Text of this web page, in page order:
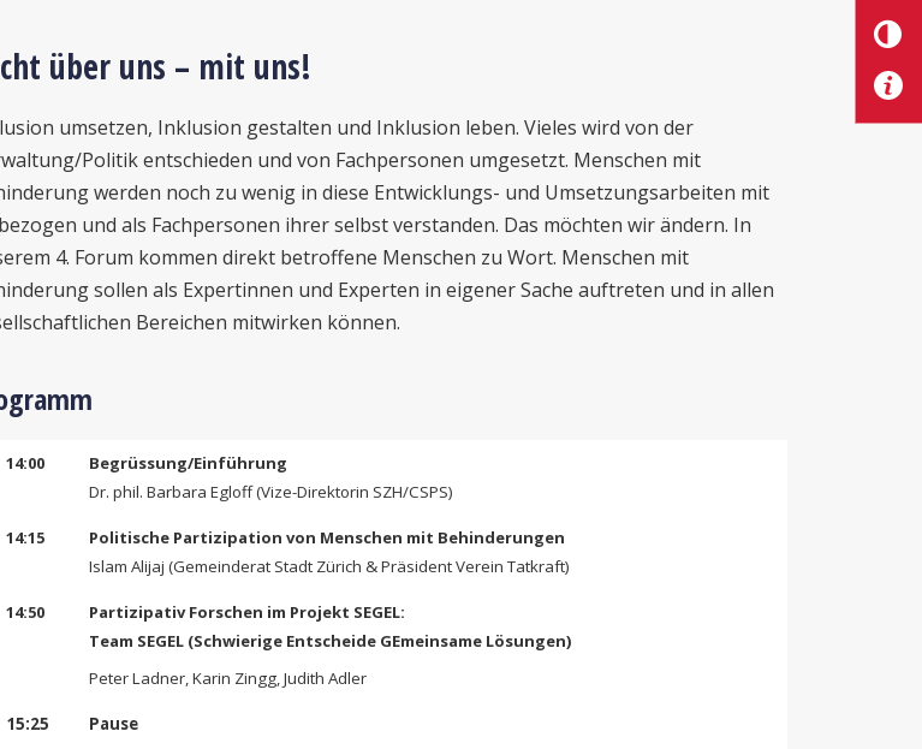
über uns – mit uns!
umsetzen, Inklusion gestalten und Inklusion leben. Vieles wird von der
Politik entschieden und von Fachpersonen umgesetzt. Menschen mit
werden noch zu wenig in diese Entwicklungs- und Umsetzungsarbeiten mit
und als Fachpersonen ihrer selbst verstanden. Das möchten wir ändern. In
4. Forum kommen direkt betroffene Menschen zu Wort. Menschen mit
sollen als Expertinnen und Experten in eigener Sache auftreten und in allen
Bereichen mitwirken können.
14:00
Begrüssung/Einführung
Dr. phil. Barbara Egloff (Vize-Direktorin SZH/CSPS)
14:15
Politische Partizipation von Menschen mit Behinderungen
Islam Alijaj (Gemeinderat Stadt Zürich & Präsident Verein Tatkraft)
14:50
Partizipativ Forschen im Projekt SEGEL:
Team SEGEL (Schwierige Entscheide GEmeinsame Lösungen)
Peter Ladner, Karin Zingg, Judith Adler
15:25
Pause